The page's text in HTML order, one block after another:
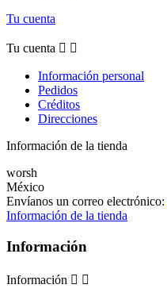
Tu cuenta
Tu cuenta  
Información personal
Pedidos
Créditos
Direcciones
Información de la tienda
worsh
México
Envíanos un correo electrónico:
Información de la tienda
Información
Información  